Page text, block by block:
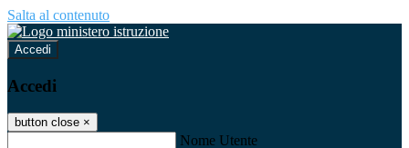
Salta al contenuto
Accedi
Accedi
button close ×
Nome Utente